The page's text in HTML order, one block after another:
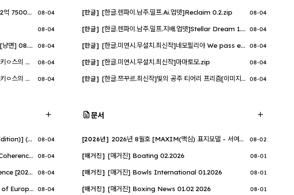
[BL만화] 타케와카 토모하루 - 낙찰가 2억 7500만 엔의 M노ㅇ예 43.. 08-04
08-04
[BL만화] 사쿠히로 - 나성연월야 02권[냥면] 08.01 08-04
[BL만화] 아카호시 제이크 - 바닐라는 키ㅇ스의 이유를 찾는다 01.. 08-04
[BL만화] 아카호시 제이크 - 바닐라는 키ㅇ스의 이유를 찾는다 01.. 08-04
[한글] [한글.렌파이.남주.밀프.Ai.업뎃]Reclaim 0.2.zip 08-04
[한글] [한글.렌파이.남주.밀프.지배.업뎃]Stellar Dream 1.10.zip 08-04
[한글] [한글.미연시.무설치.최신작]네모필리아 We pass each other.zip 08-04
[한글] [한글.미연시.무설치.최신작]마마토모.zip 08-04
[한글] [한글.쯔꾸르.최신작]빛의 공주 티어리 프리즘[이미지번역X].zip 08-04
KISS [1992 Revenge (Japanese Edition)] (FLAC) 08-04
Cindy Blackman Santana [2026 Coherence] (FLAC 24Bit-96kHz) 08-04
Terri Lyne Carrington & Social Science [2026 Trip the Night Fa.. 08-04
Stratovarius [1998 Visions of Europe (Live)] (FLAC 16Bit-44kHz) 08-04
문서
[2026년] 2026년 8월호 [MAXIM(맥심) 표지모델 - 서여진] 08-02
[매거진] [매거진] Boating 02.2026 08-01
[매거진] [매거진] Bowls International 01.2026 08-01
[매거진] [매거진] Boxing News 01.02 2026 08-01